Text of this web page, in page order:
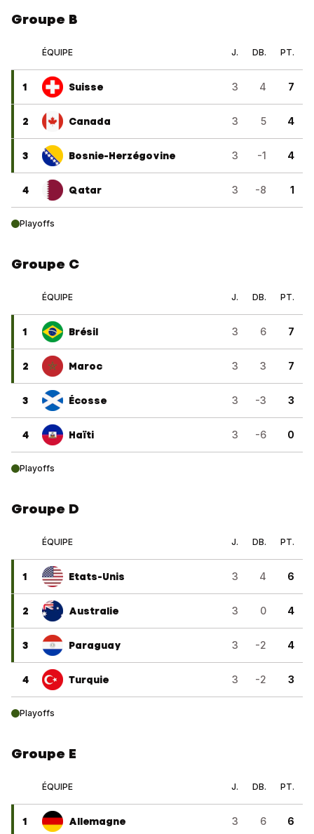
Groupe B
ÉQUIPE J. DB. PT.
1 Suisse 3 4 7
2 Canada 3 5 4
3 Bosnie-Herzégovine 3 -1 4
4 Qatar 3 -8 1
Playoffs
Groupe C
ÉQUIPE J. DB. PT.
1 Brésil 3 6 7
2 Maroc 3 3 7
3 Écosse 3 -3 3
4 Haïti 3 -6 0
Playoffs
Groupe D
ÉQUIPE J. DB. PT.
1 Etats-Unis 3 4 6
2 Australie 3 0 4
3 Paraguay 3 -2 4
4 Turquie 3 -2 3
Playoffs
Groupe E
ÉQUIPE J. DB. PT.
1 Allemagne 3 6 6